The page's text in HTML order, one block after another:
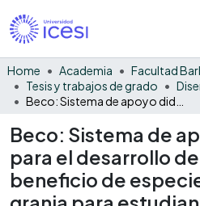
Home Academia
Tesis y trabajos de grado
Beco: Sistema de
para el desarrollo
beneficio de